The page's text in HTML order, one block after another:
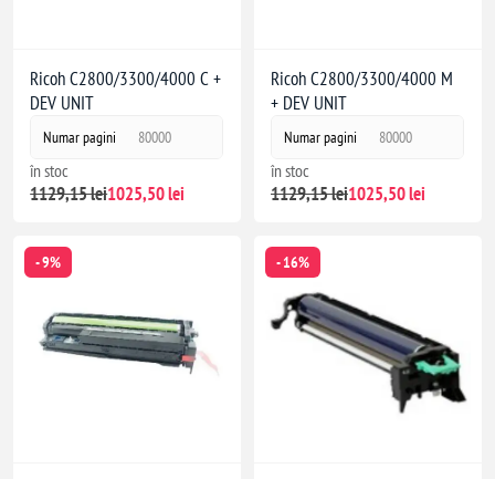
Ricoh C2800/3300/4000 C +
DEV UNIT
Numar pagini 80000
în stoc
1129,15 lei1025,50 lei
Ricoh C2800/3300/4000 M
+ DEV UNIT
Numar pagini 80000
în stoc
1129,15 lei1025,50 lei
- 9% - 16%